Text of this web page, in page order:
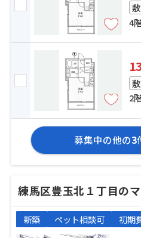
敷
4
敷
2
募集中の他の3
新築 ペット相談可 初期